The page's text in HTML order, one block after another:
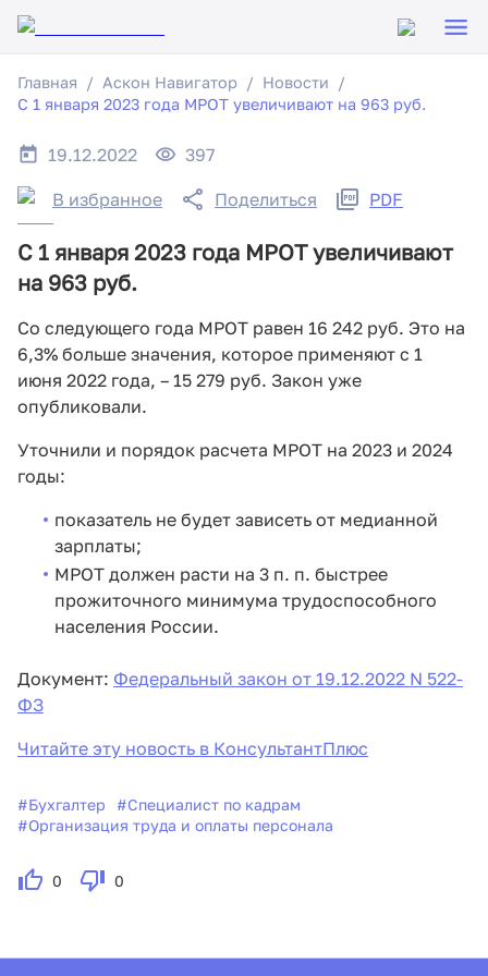
Главная Аскон Навигатор
Новости
С 1 января 2023 года МРОТ увеличивают на 963 руб.
19.12.2022 397
В избранное Поделиться PDF
С 1 января 2023 года МРОТ увеличивают
на 963 руб.
Со следующего года МРОТ равен 16 242 руб. Это на
6,3% больше значения, которое применяют с 1
июня 2022 года, – 15 279 руб. Закон уже
опубликовали.
Уточнили и порядок расчета МРОТ на 2023 и 2024
годы:
показатель не будет зависеть от медианной
зарплаты;
МРОТ должен расти на 3 п. п. быстрее
прожиточного минимума трудоспособного
населения России.
Документ: Федеральный закон от 19.12.2022 N 522-
ФЗ
Читайте эту новость в КонсультантПлюс
#Бухгалтер #Специалист по кадрам
#Организация труда и оплаты персонала
0 0